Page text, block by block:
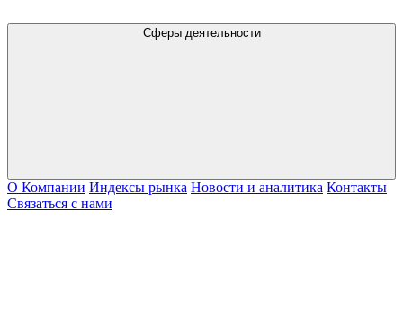
Сферы деятельности
О Компании Индексы рынка Новости и аналитика Контакты
Связаться с нами